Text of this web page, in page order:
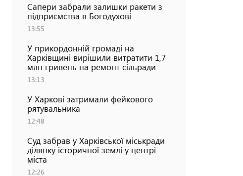
Сапери забрали залишки ракети з
підприємства в Богодухові
13:55
У прикордонній громаді на
Харківщині вирішили витратити 1,7
млн гривень на ремонт сільради
13:13
У Харкові затримали фейкового
рятувальника
12:48
Суд забрав у Харківської міськради
ділянку історичної землі у центрі
міста
12:26